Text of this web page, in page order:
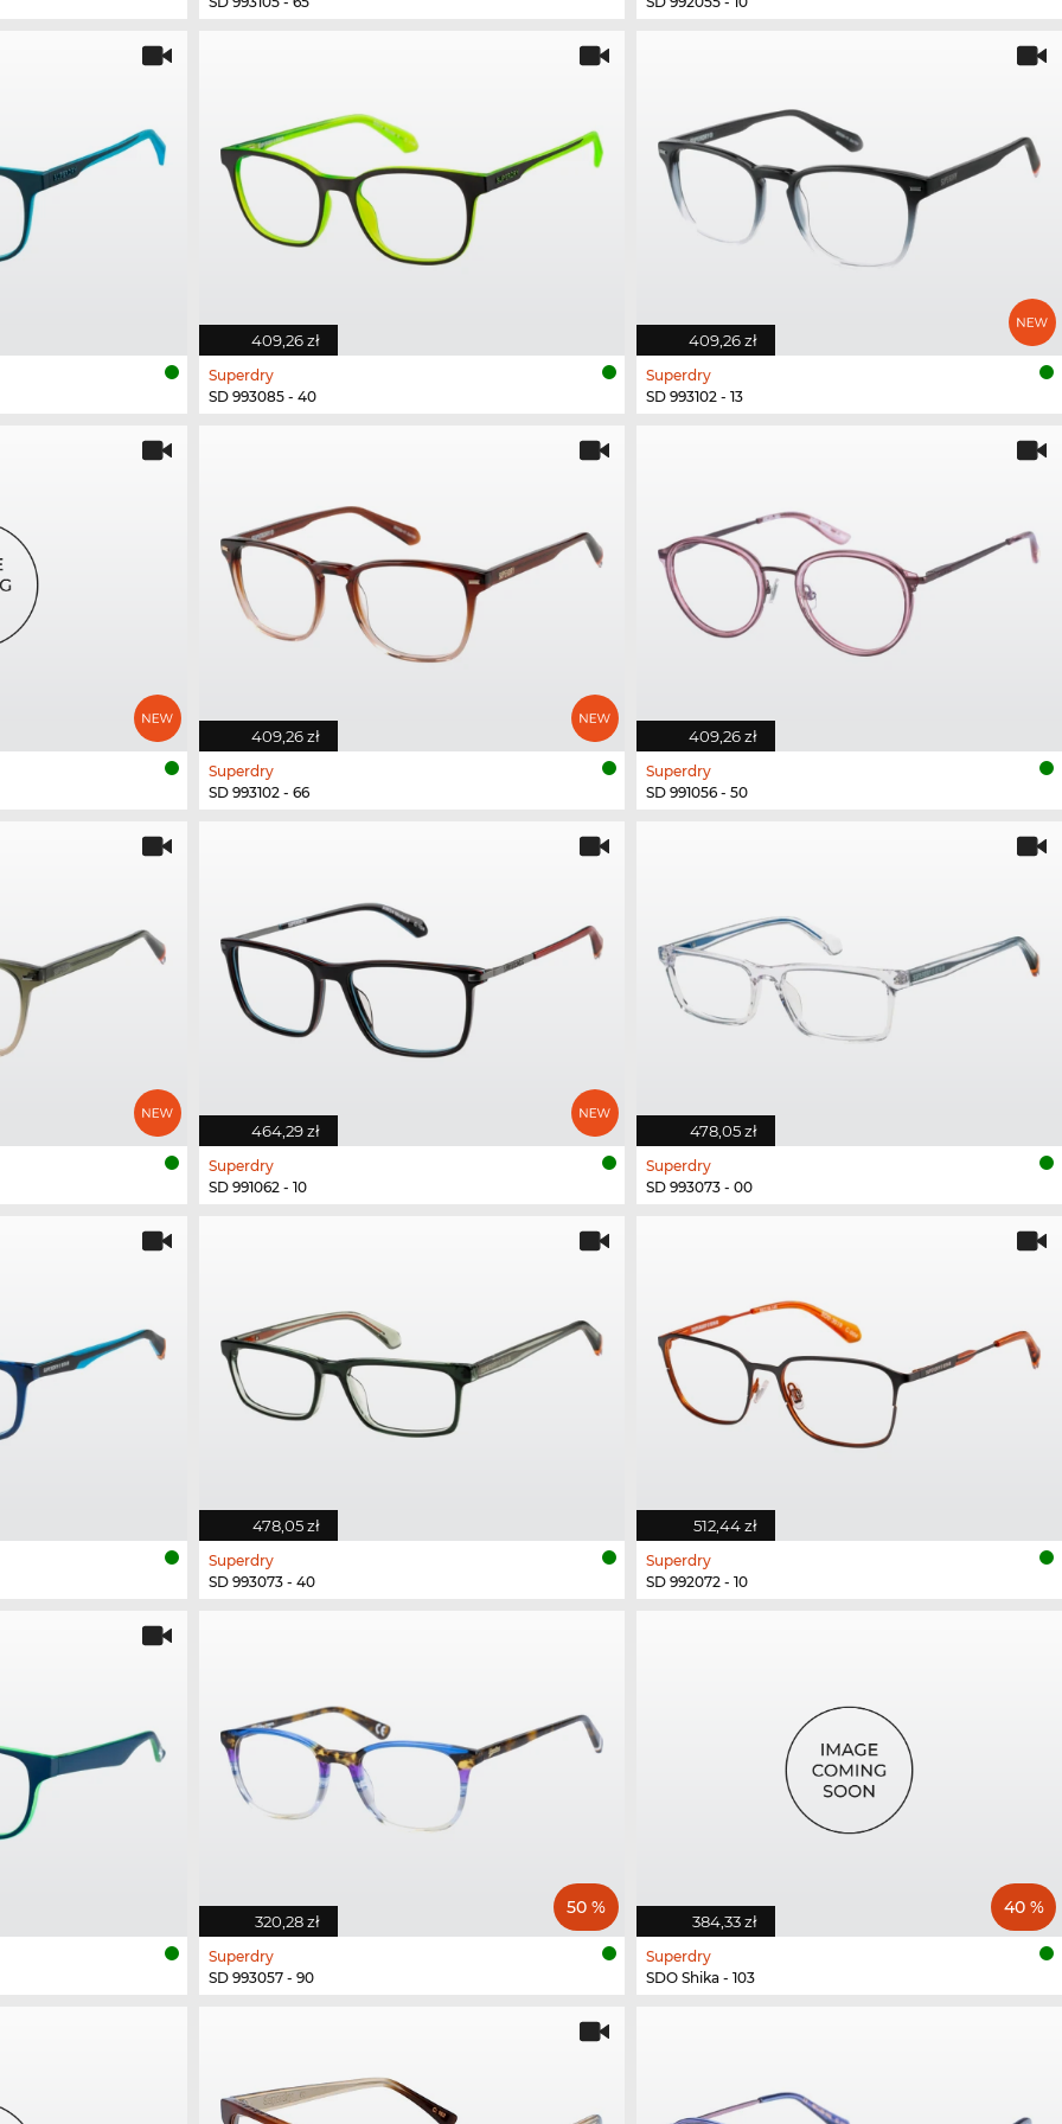
409,26 zł
Superdry
SD 993085 - 40
409,26 zł
Superdry
SD 993102 - 13
409,26 zł
Superdry
SD 993102 - 66
409,26 zł
Superdry
SD 991056 - 50
464,29 zł
Superdry
SD 991062 - 10
478,05 zł
Superdry
SD 993073 - 00
478,05 zł
Superdry
SD 993073 - 40
512,44 zł
Superdry
SD 992072 - 10
320,28 zł
50 %
Superdry
SD 993057 - 90
384,33 zł
40 %
Superdry
SDO Shika - 103